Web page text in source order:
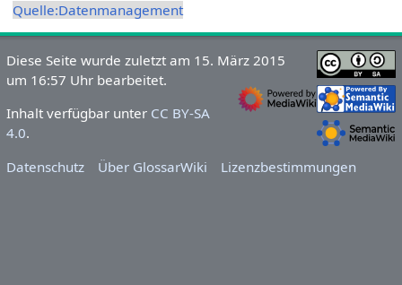
Quelle:Datenmanagement
Diese Seite wurde zuletzt am 15. März 2015
um 16:57 Uhr bearbeitet.
Inhalt verfügbar unter CC BY-SA
4.0.
Datenschutz
Über GlossarWiki Lizenzbestimmungen